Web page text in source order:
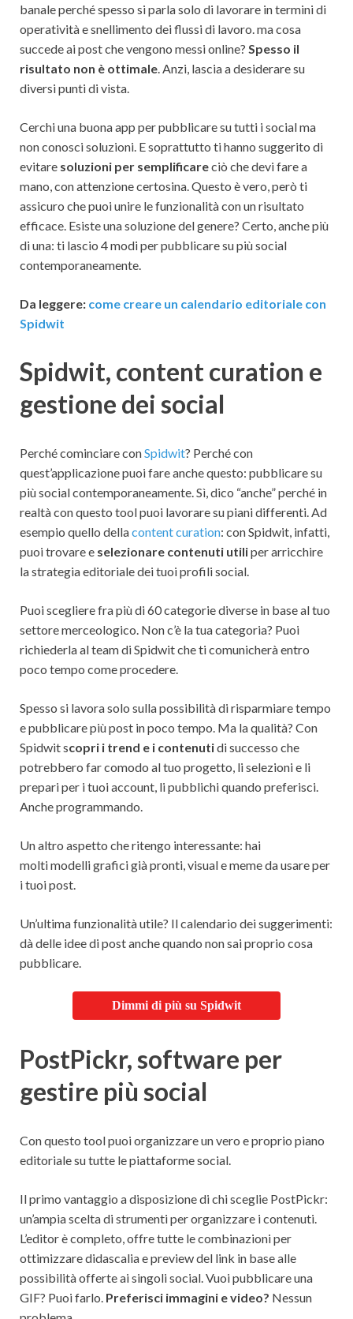
banale perché spesso si parla solo di lavorare in termini di
operatività e snellimento dei flussi di lavoro. ma cosa
succede ai post che vengono messi online? Spesso il
risultato non è ottimale . Anzi, lascia a desiderare su
diversi punti di vista.
Cerchi una buona app per pubblicare su tutti i social ma
non conosci soluzioni. E soprattutto ti hanno suggerito di
evitare soluzioni per semplificareciò che devi fare a
mano, con attenzione certosina. Questo è vero, però ti
assicuro che puoi unire le funzionalità con un risultato
efficace. Esiste una soluzione del genere? Certo, anche più
di una: ti lascio 4 modi per pubblicare su più social
contemporaneamente.
Da leggere: come creare un calendario editoriale con
Spidwit
Spidwit, content curation e
gestione dei social
Perché cominciare conSpidwit? Perché con
quest’applicazione puoi fare anche questo: pubblicare su
più social contemporaneamente. Sì, dico “anche” perché in
realtà con questo tool puoi lavorare su piani differenti. Ad
esempio quello dellacontent curation: con Spidwit, infatti,
puoi trovare e selezionare contenuti utiliper arricchire
la strategia editoriale dei tuoi profili social.
Puoi scegliere fra più di 60 categorie diverse in base al tuo
settore merceologico. Non c’è la tua categoria? Puoi
richiederla al team di Spidwit che ti comunicherà entro
poco tempo come procedere.
Spesso si lavora solo sulla possibilità di risparmiare tempo
e pubblicare più post in poco tempo. Ma la qualità? Con
Spidwit scopri i trend e i contenutidi successo che
potrebbero far comodo al tuo progetto, li selezioni e li
prepari per i tuoi account, li pubblichi quando preferisci.
Anche programmando.
Un altro aspetto che ritengo interessante: hai
molti modelli grafici già pronti, visual e meme da usare per
i tuoi post.
Un’ultima funzionalità utile? Il calendario dei suggerimenti:
dà delle idee di post anche quando non sai proprio cosa
pubblicare.
Dimmi di più su Spidwit
PostPickr, software per
gestire più social
Con questo tool puoi organizzare un vero e proprio piano
editoriale su tutte le piattaforme social.
Il primo vantaggio a disposizione di chi sceglie PostPickr:
un’ampia scelta di strumenti per organizzare i contenuti.
L’editor è completo, offre tutte le combinazioni per
ottimizzare didascalia e preview del link in base alle
possibilità offerte ai singoli social. Vuoi pubblicare una
GIF? Puoi farlo. Preferisci immagini e video? Nessun